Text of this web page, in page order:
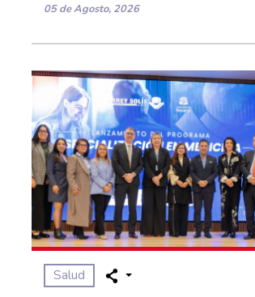
05 de Agosto, 2026
Salud